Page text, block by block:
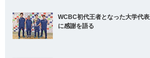
WCBC初代王者となった大学代
に感謝を語る